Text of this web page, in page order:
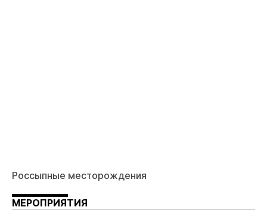
Россыпные месторождения
МЕРОПРИЯТИЯ